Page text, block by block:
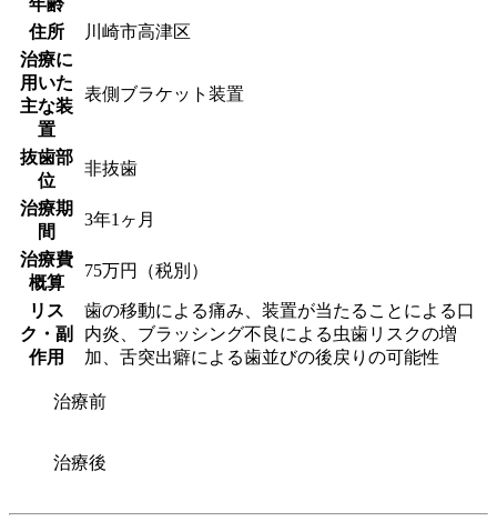
年齢
住所
川崎市高津区
治療に
用いた
主な装
置
表側ブラケット装置
抜歯部
位
非抜歯
治療期
間
3年1ヶ月
治療費
概算
75万円（税別）
リス
ク・副
作用
歯の移動による痛み、装置が当たることによる口
内炎、ブラッシング不良による虫歯リスクの増
加、舌突出癖による歯並びの後戻りの可能性
治療前
治療後